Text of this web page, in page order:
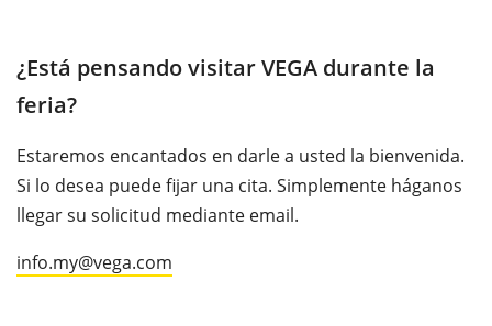
¿Está pensando visitar VEGA durante la
feria?
Estaremos encantados en darle a usted la bienvenida.
Si lo desea puede fijar una cita. Simplemente háganos
llegar su solicitud mediante email.
info.my@vega.com